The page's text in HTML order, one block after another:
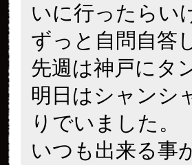
いに行ったらい
ずっと自問自答
先週は神戸にタ
明日はシャンシ
りでいました。
いつも出来る事